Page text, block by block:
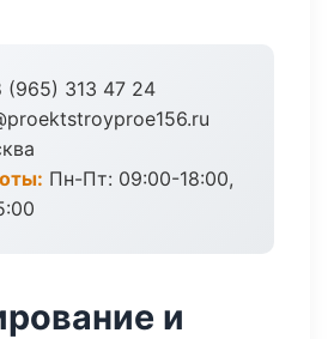
(965) 313 47 24
Пн-Пт: 09:00-18:00,
и